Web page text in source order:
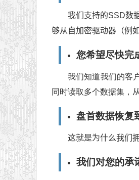
我们支持的SSD数
够从自加密驱动器（例
您希望尽快完
我们知道我们的客
同时读取多个数据集，
盘首数据恢复
这就是为什么我们
我们对您的承